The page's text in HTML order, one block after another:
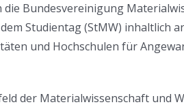
die Bundesvereinigung
Studientag (StMW) inhaltlich
und Hochschulen für
der Materialwissenschaft und